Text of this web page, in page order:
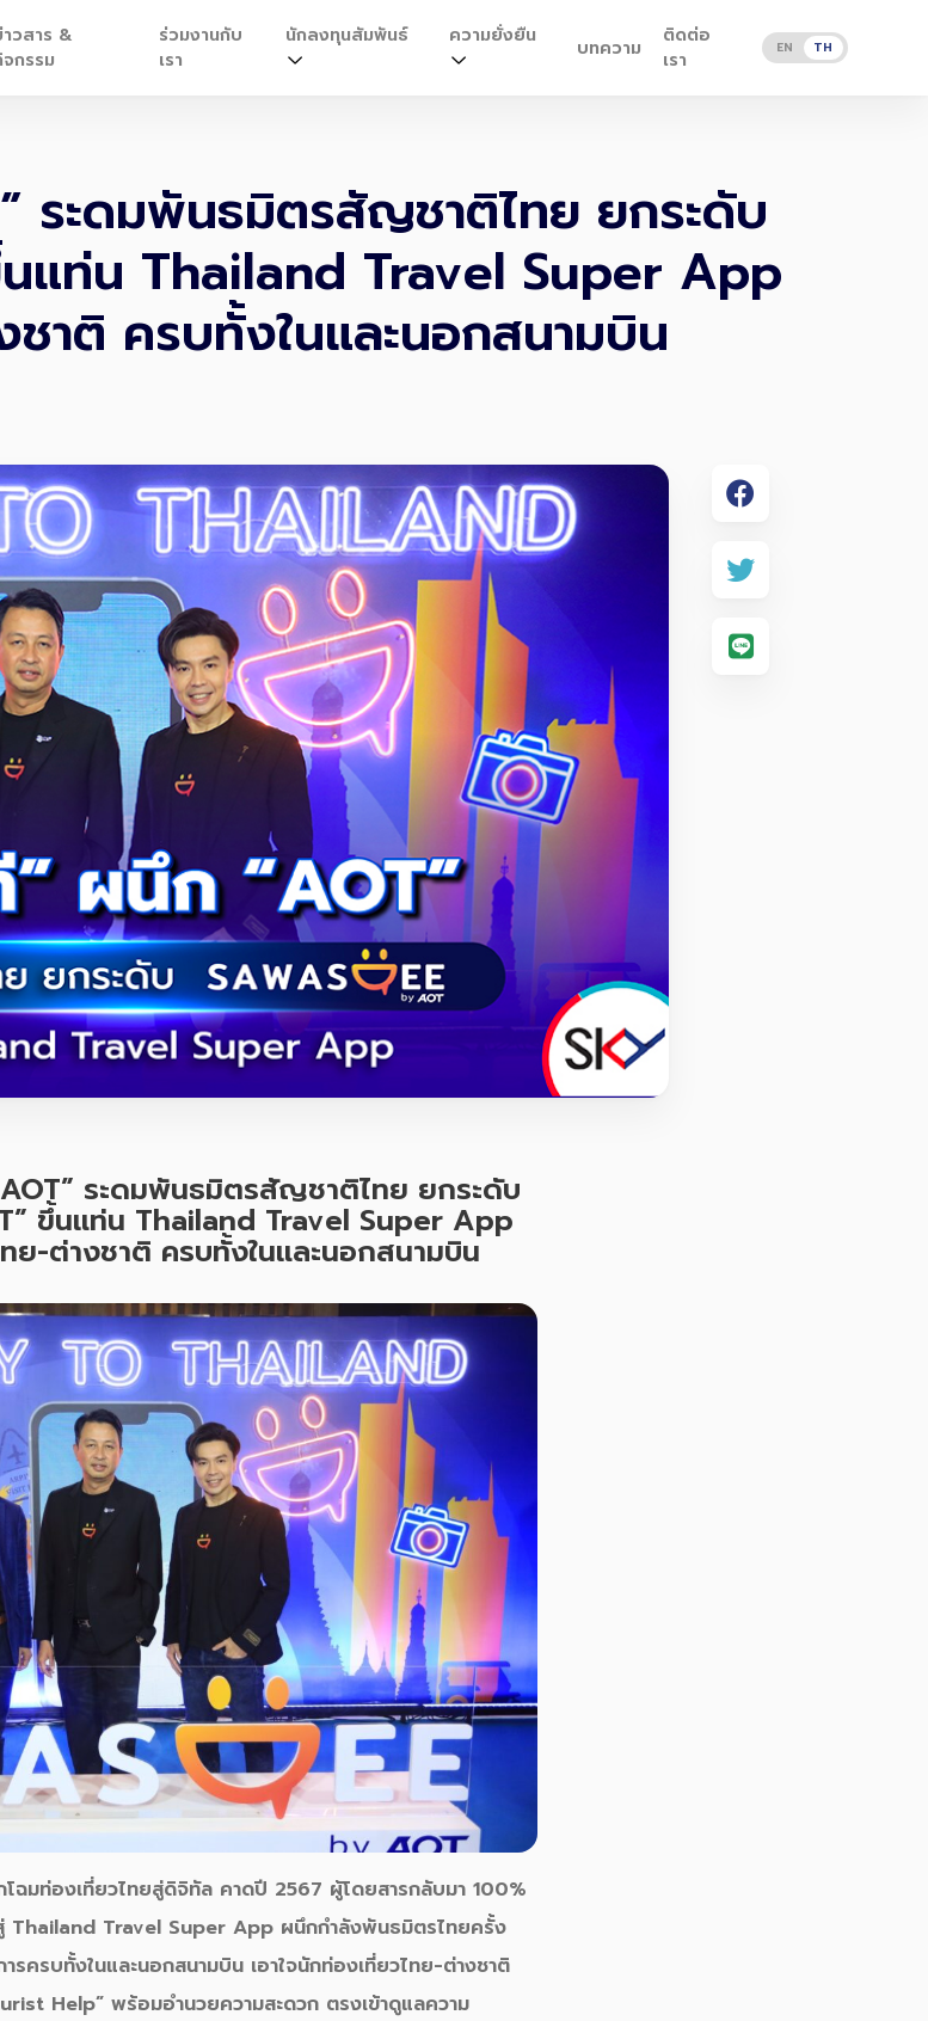
าวสาร &
กรรม
ร่วมงานกับ
เรา
นักลงทุนสัมพันธ์ ความยั่งยืน บทความ
ติดต่อ
เรา
EN TH
ระดมพันธมิตรสัญชาติไทย ยกระดับ
นแท่น Thailand Travel Super App
ชาติ ครบทั้งในและนอกสนามบิน
AOT” ระดมพันธมิตรสัญชาติไทย ยกระดับ
ขึ้นแท่น Thailand Travel Super App
ทย-ต่างชาติ ครบทั้งในและนอกสนามบิน
โฉมท่องเที่ยวไทยสู่ดิจิทัล คาดปี 2567 ผู้โดยสารกลับมา 100%
Thailand Travel Super App ผนึกกำลังพันธมิตรไทยครั้ง
ารครบทั้งในและนอกสนามบิน เอาใจนักท่องเที่ยวไทย-ต่างชาติ
Help” พร้อมอำนวยความสะดวก ตรงเข้าดูแลความ